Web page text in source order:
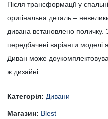
Після трансформації у
оригінальна деталь –
дивана встановлено
передбачені варіанти моделі
Диван може
ж дизайні.
Категорія: Дивани
Магазин: Blest